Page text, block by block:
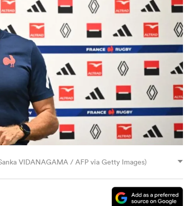
VIDANAGAMA / AFP via Getty Images)